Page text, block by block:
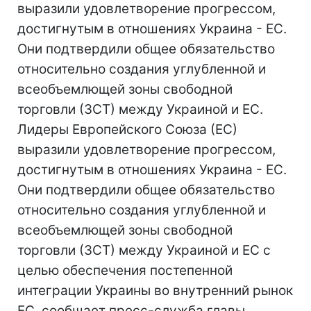
выразили удовлетворение прогрессом,
достигнутым в отношениях Украина - ЕС.
Они подтвердили общее обязательство
относительно создания углубленной и
всеобъемлющей зоны свободной
торговли (ЗСТ) между Украиной и ЕС.
Лидеры Европейского Союза (ЕС)
выразили удовлетворение прогрессом,
достигнутым в отношениях Украина - ЕС.
Они подтвердили общее обязательство
относительно создания углубленной и
всеобъемлющей зоны свободной
торговли (ЗСТ) между Украиной и ЕС с
целью обеспечения постепенной
интеграции Украины во внутренний рынок